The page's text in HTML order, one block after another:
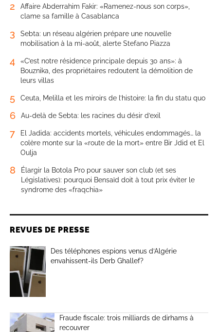
2
Affaire Abderrahim Fakir: «Ramenez-nous son corps»,
clame sa famille à Casablanca
3
Sebta: un réseau algérien prépare une nouvelle
mobilisation à la mi-août, alerte Stefano Piazza
4
«C’est notre résidence principale depuis 30 ans»: à
Bouznika, des propriétaires redoutent la démolition de
leurs villas
5 Ceuta, Melilla et les miroirs de l’histoire: la fin du statu quo
6 Au-delà de Sebta: les racines du désir d’exil
7
El Jadida: accidents mortels, véhicules endommagés… la
colère monte sur la «route de la mort» entre Bir Jdid et El
Oulja
8
Élargir la Botola Pro pour sauver son club (et ses
Législatives): pourquoi Bensaïd doit à tout prix éviter le
syndrome des «fraqchia»
REVUES DE PRESSE
Des téléphones espions venus d’Algérie
envahissent-ils Derb Ghallef?
Fraude fiscale: trois milliards de dirhams à
recouvrer